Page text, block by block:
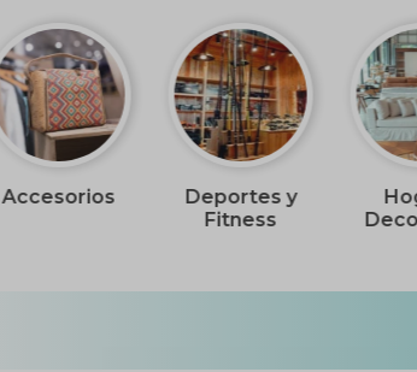
Accesorios
Deportes y
Fitness